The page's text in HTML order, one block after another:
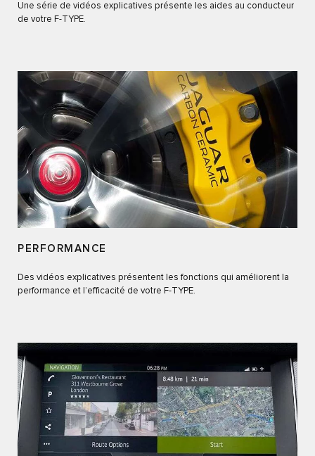
Une série de vidéos explicatives présente les aides au conducteur
de votre F-TYPE.
PERFORMANCE
Des vidéos explicatives présentent les fonctions qui améliorent la
performance et l’efficacité de votre F-TYPE.